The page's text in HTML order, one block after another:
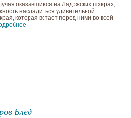
оказавшиеся на Ладожских шхерах,
насладиться удивительной
которая встает перед ними во всей
Блед